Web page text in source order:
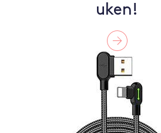
uken!